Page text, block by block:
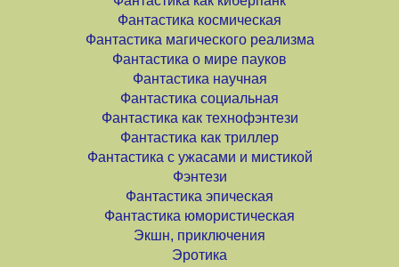
Фантастика космическая
Фантастика магического реализма
Фантастика о мире пауков
Фантастика научная
Фантастика социальная
Фантастика как технофэнтези
Фантастика как триллер
Фантастика с ужасами и мистикой
Фэнтези
Фантастика эпическая
Фантастика юмористическая
Экшн, приключения
Эротика